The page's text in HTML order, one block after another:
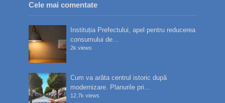
Cele mai comentate
Instituția Prefectului, apel pentru reducerea
consumului de...
2k views
Cum va arăta centrul istoric după
modernizare. Planurile pri...
12.7k views